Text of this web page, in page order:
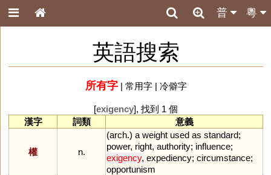
粵
普
英語搜索
所有字| 常用字| 冷僻字
[exigency], 找到 1 個
漢字
詞類 意義
權 n.
(arch.) a weight used as standard;
power, right, authority; influence;
exigency, expediency; circumstance;
opportunism